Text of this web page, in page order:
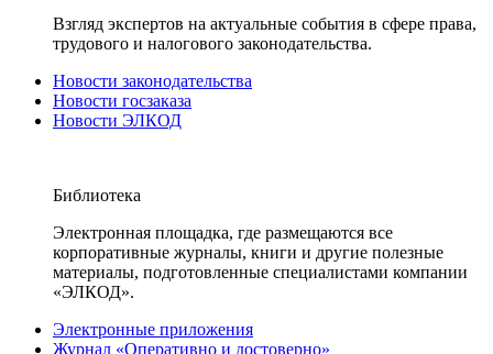
Взгляд экспертов на актуальные события в сфере права,
трудового и налогового законодательства.
Новости законодательства
Новости госзаказа
Новости ЭЛКОД
Библиотека
Электронная площадка, где размещаются все
корпоративные журналы, книги и другие полезные
материалы, подготовленные специалистами компании
«ЭЛКОД».
Электронные приложения
Журнал «Оперативно и достоверно»